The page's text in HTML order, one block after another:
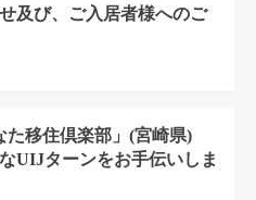
及び、ご入居者様へのご
た移住倶楽部」(宮崎県)
UIJターンをお手伝いしま